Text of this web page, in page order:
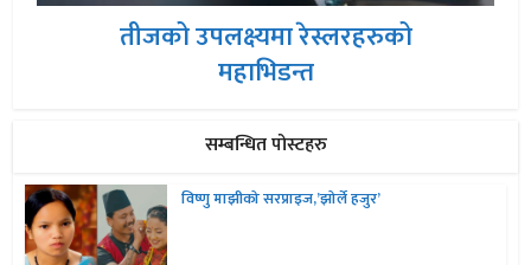
तीजको उपलक्ष्यमा रेस्लरहरुको
महाभिडन्त
सम्बन्धित पोस्टहरु
विष्णु माझीको सरप्राइज,’झोर्ले हजुर’